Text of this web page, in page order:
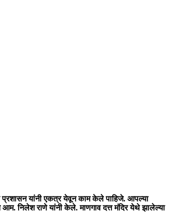
व प्रशासन यांनी एकत्र येवून काम केले पाहिजे. आपल्या
निलेश राणे यांनी केले. माणगाव दत्त मंदिर येथे झालेल्या